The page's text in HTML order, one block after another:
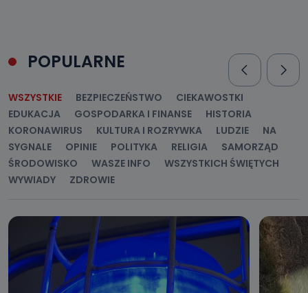
POPULARNE
WSZYSTKIE BEZPIECZEŃSTWO
CIEKAWOSTKI
EDUKACJA
GOSPODARKA I FINANSE
HISTORIA
KORONAWIRUS
KULTURA I ROZRYWKA LUDZIE
NA
SYGNALE
OPINIE POLITYKA RELIGIA
SAMORZĄD
ŚRODOWISKO
WASZE INFO
WSZYSTKICH ŚWIĘTYCH
WYWIADY
ZDROWIE